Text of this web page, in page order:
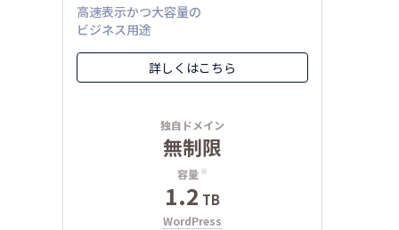
高速表示かつ大容量の
ビジネス用途
詳しくはこちら
独自ドメイン
無制限
容量 ※
1.2 TB
WordPress